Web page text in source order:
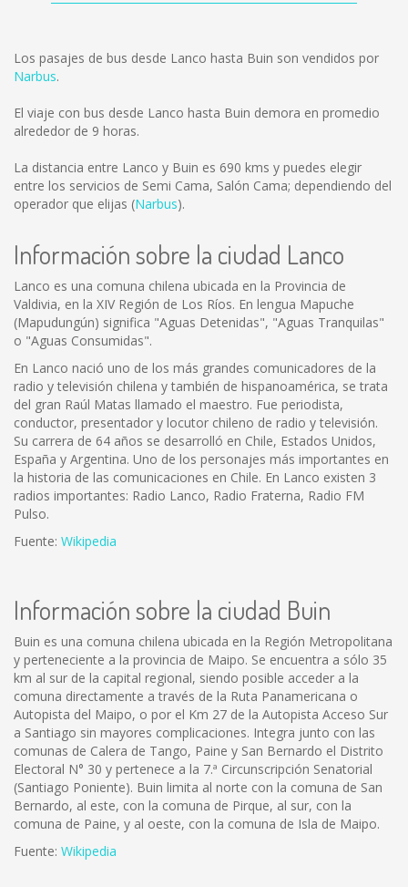
Los pasajes de bus desde Lanco hasta Buin son vendidos por
Narbus.
El viaje con bus desde Lanco hasta Buin demora en promedio
alrededor de 9 horas.
La distancia entre Lanco y Buin es 690 kms y puedes elegir
entre los servicios de Semi Cama, Salón Cama; dependiendo del
operador que elijas (Narbus).
Información sobre la ciudad Lanco
Lanco es una comuna chilena ubicada en la Provincia de
Valdivia, en la XIV Región de Los Ríos. En lengua Mapuche
(Mapudungún) significa "Aguas Detenidas", "Aguas Tranquilas"
o "Aguas Consumidas".
En Lanco nació uno de los más grandes comunicadores de la
radio y televisión chilena y también de hispanoamérica, se trata
del gran Raúl Matas llamado el maestro. Fue periodista,
conductor, presentador y locutor chileno de radio y televisión.
Su carrera de 64 años se desarrolló en Chile, Estados Unidos,
España y Argentina. Uno de los personajes más importantes en
la historia de las comunicaciones en Chile. En Lanco existen 3
radios importantes: Radio Lanco, Radio Fraterna, Radio FM
Pulso.
Fuente: Wikipedia
Información sobre la ciudad Buin
Buin es una comuna chilena ubicada en la Región Metropolitana
y perteneciente a la provincia de Maipo. Se encuentra a sólo 35
km al sur de la capital regional, siendo posible acceder a la
comuna directamente a través de la Ruta Panamericana o
Autopista del Maipo, o por el Km 27 de la Autopista Acceso Sur
a Santiago sin mayores complicaciones. Integra junto con las
comunas de Calera de Tango, Paine y San Bernardo el Distrito
Electoral N° 30 y pertenece a la 7.ª Circunscripción Senatorial
(Santiago Poniente). Buin limita al norte con la comuna de San
Bernardo, al este, con la comuna de Pirque, al sur, con la
comuna de Paine, y al oeste, con la comuna de Isla de Maipo.
Fuente: Wikipedia